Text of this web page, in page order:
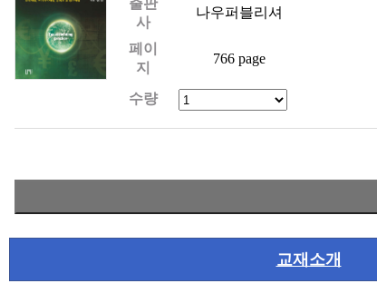
출판
사
나우퍼블리셔
페이
지
766 page
수량
교재소개